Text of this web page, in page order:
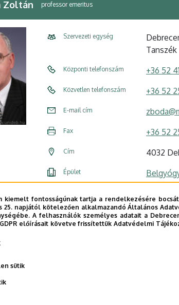
Zoltán professor emeritus
Szervezeti egység
Tanszék
Központi telefonszám +36 52
Közvetlen telefonszám +36 52
E-mail cím
Fax +36 52
Cím 4032
Épület
I.137
Weboldal
kiemelt fontosságúnak tartja a rendelkezésére
25. napjától kötelezően alkalmazandó Általános
A felhasználók személyes adatait a
előírásait követve frissítettük Adatvédelmi
sütik